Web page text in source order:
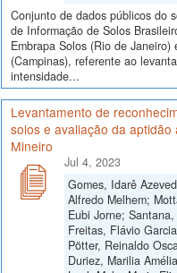
Conjunto de dados públicos do
de Informação de Solos
Embrapa Solos (Rio de
(Campinas), referente ao
intensidade...
Levantamento de
solos e avaliação da
Mineiro
Jul 4, 2023
Gomes, Idarê
Alfredo Melhem;
Eubi Jorne;
Freitas, Flávio
Pötter, Reinaldo
Duriez, Marilia